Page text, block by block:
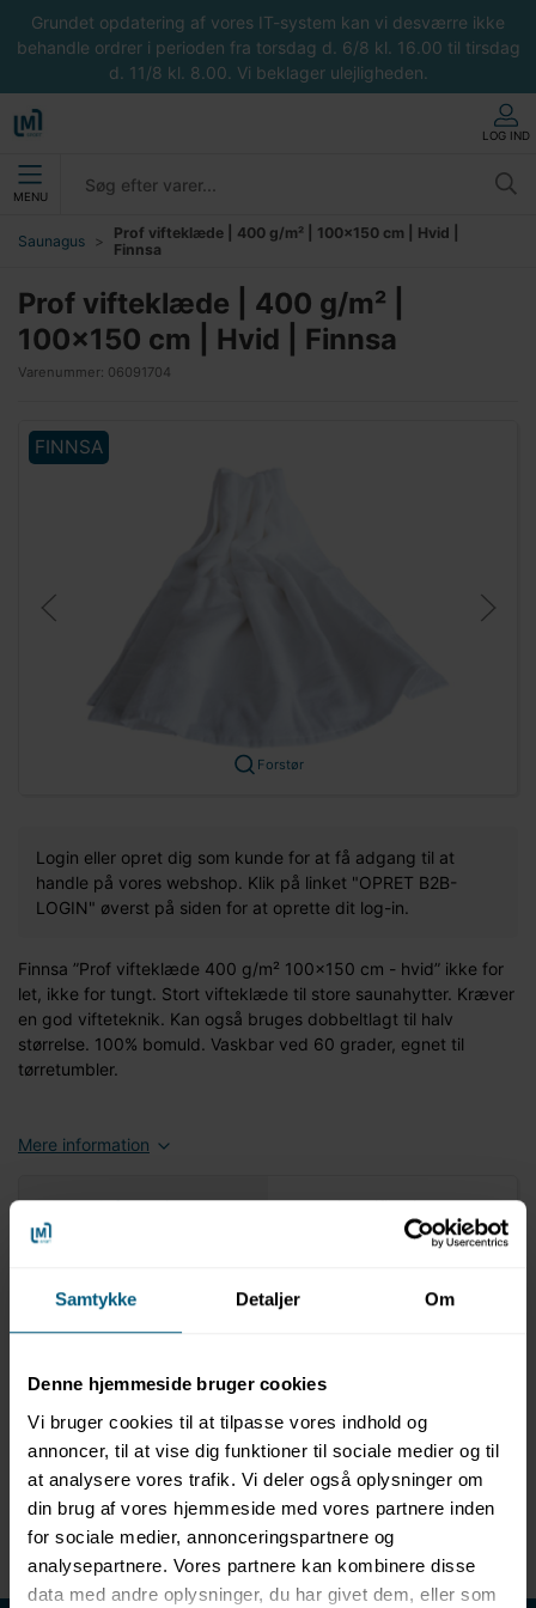
Samtykke Detaljer Om
Denne hjemmeside bruger cookies
Vi bruger cookies til at tilpasse vores indhold og
annoncer, til at vise dig funktioner til sociale medier og til
at analysere vores trafik. Vi deler også oplysninger om
din brug af vores hjemmeside med vores partnere inden
for sociale medier, annonceringspartnere og
analysepartnere. Vores partnere kan kombinere disse
data med andre oplysninger, du har givet dem, eller som
Grundet opdatering af vores IT-system kan vi desværre ikke
behandle ordrer i perioden fra torsdag d. 6/8 kl. 16.00 til tirsdag
d. 11/8 kl. 8.00. Vi beklager ulejligheden.
LOG IND
MENU
Saunagus
Prof vifteklæde | 400 g/m² | 100x150 cm | Hvid |
Finnsa
Prof vifteklæde | 400 g/m² |
100x150 cm | Hvid | Finnsa
Varenummer: 06091704
FINNSA
Forstør
Login eller opret dig som kunde for at få adgang til at
handle på vores webshop. Klik på linket "OPRET B2B-
LOGIN" øverst på siden for at oprette dit log-in.
Finnsa ”Prof vifteklæde 400 g/m² 100x150 cm - hvid” ikke for
let, ikke for tungt. Stort vifteklæde til store saunahytter. Kræver
en god vifteteknik. Kan også bruges dobbeltlagt til halv
størrelse. 100% bomuld. Vaskbar ved 60 grader, egnet til
tørretumbler.
Mere information
Information Specifikationer
Prof vifteklæde 400 g/m²
Farve: Hvid
Til store saunahytter
Kræver god vifteteknik
100% bomuld
Vaskbar ved 60 grader
Egnet til tørretumbler